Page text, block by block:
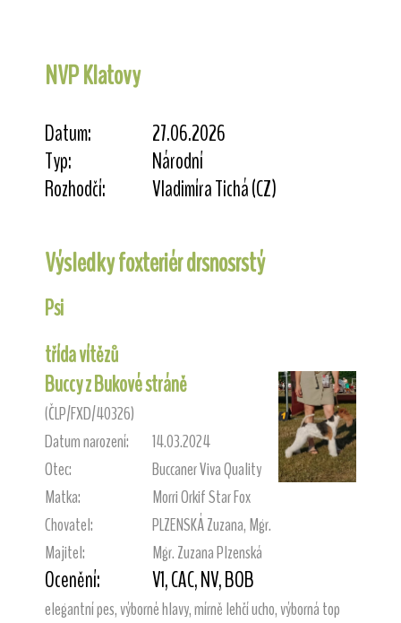
NVP Klatovy
Datum:
27.06.2026
Typ:
Národní
Rozhodčí:
Vladimíra Tichá (CZ)
Výsledky foxteriér drsnosrstý
Psi
třída vítězů
Buccy z Bukové stráně
(ČLP/FXD/40326)
Datum narození:
14.03.2024
Otec:
Buccaner Viva Quality
Matka:
Morri Orkif Star Fox
Chovatel:
PLZENSKÁ Zuzana, Mgr.
Majitel:
Mgr. Zuzana Plzenská
Ocenění: V1, CAC, NV, BOB
elegantní pes, výborné hlavy, mírně lehčí ucho, výborná top